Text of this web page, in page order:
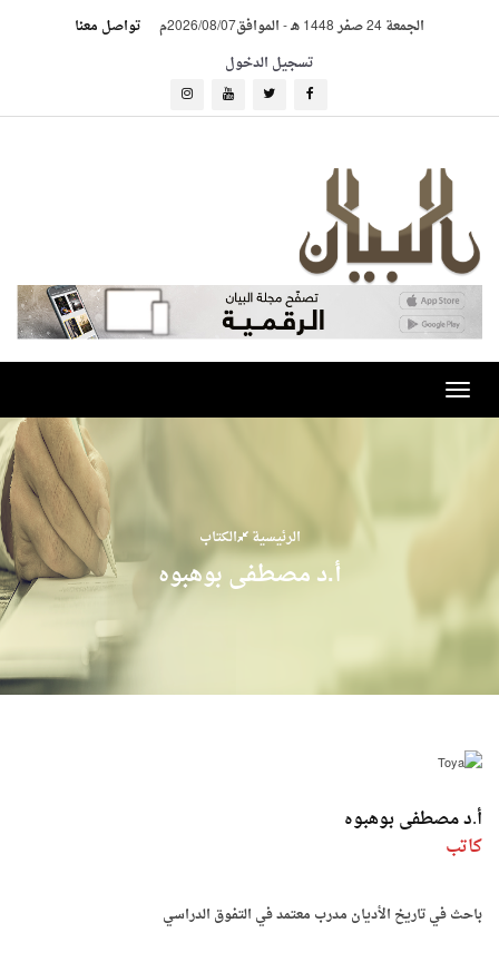
الجمعة 24 صفر 1448 هـ -الموافق2026/08/07م
تواصل معنا
تسجيل الدخول
Toggle
navigation
الرئيسية الكتاب
أ.د مصطفى بوهبوه
أ.د مصطفى بوهبوه
كاتب
باحث في تاريخ الأديان مدرب معتمد في التفوق الدراسي